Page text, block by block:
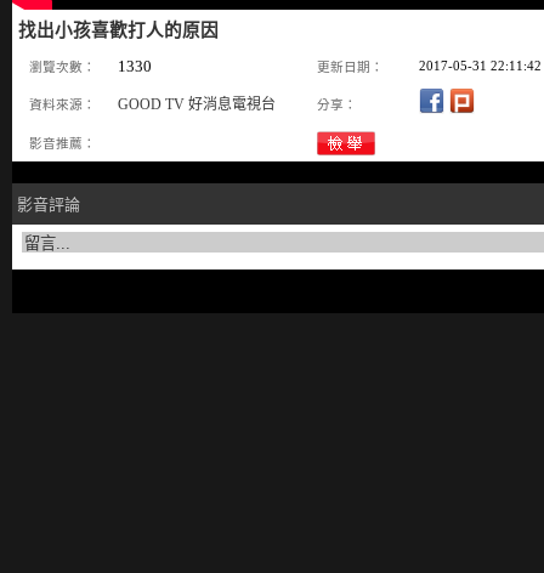
找出小孩喜歡打人的原因
瀏覽次數： 1330 更新日期： 2017-05-31 22:11:42
資料來源： GOOD TV 好消息電視台 分享：
影音推薦：
影音評論